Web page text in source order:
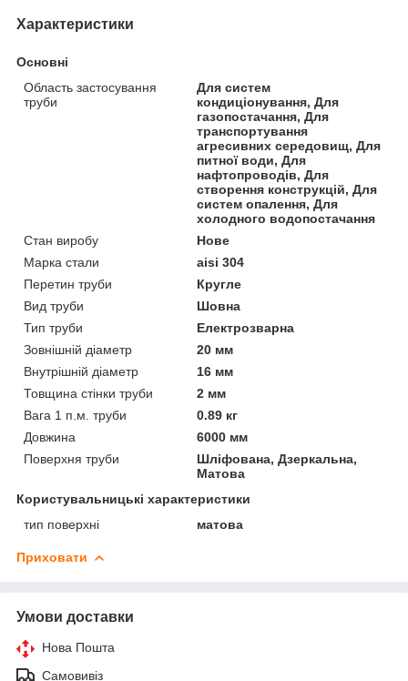
Характеристики
Основні
Область застосування
труби
Для систем
кондиціонування, Для
газопостачання, Для
транспортування
агресивних середовищ, Для
питної води, Для
нафтопроводів, Для
створення конструкцій, Для
систем опалення, Для
холодного водопостачання
Стан виробу
Нове
Марка стали
aisi 304
Перетин труби
Кругле
Вид труби
Шовна
Тип труби
Електрозварна
Зовнішній діаметр
20 мм
Внутрішній діаметр
16 мм
Товщина стінки труби
2 мм
Вага 1 п.м. труби
0.89 кг
Довжина
6000 мм
Поверхня труби
Шліфована, Дзеркальна,
Матова
Користувальницькі характеристики
тип поверхні
матова
Приховати
Умови доставки
Нова Пошта
Самовивіз